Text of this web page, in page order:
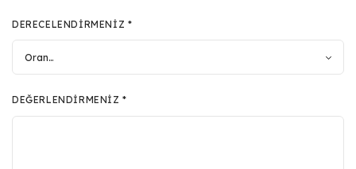
DERECELENDIRMENIZ *
DEĞERLENDIRMENIZ*